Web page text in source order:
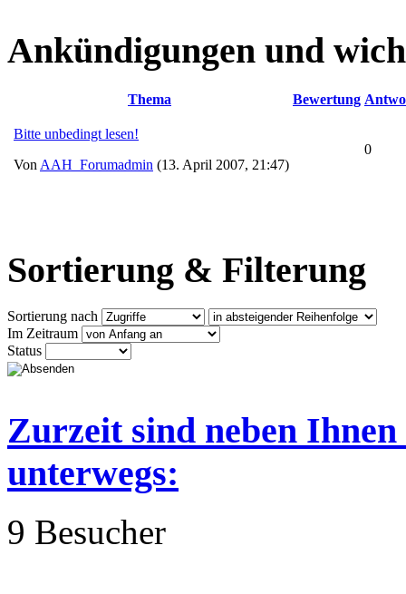
Ankündigungen und
Thema Bewertung
Bitte unbedingt lesen!
Von AAH_Forumadmin (13. April 2007, 21:47)
0
Sortierung & Filterung
Sortierung nach
Im Zeitraum
Status
Zurzeit sind neben
unterwegs:
9 Besucher